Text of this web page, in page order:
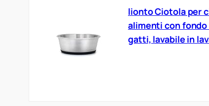
lionto Ciotola per
alimenti con
gatti, lavabile in